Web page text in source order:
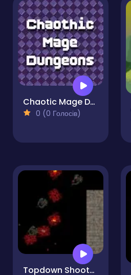
Chaotic Mage Dungeons
0 (0 Голосів)
Topdown Shooter Game